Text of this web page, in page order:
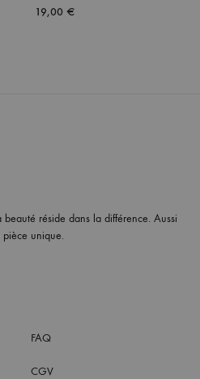
19,00 €
réside dans la différence. Aussi
unique.
FAQ
CGV